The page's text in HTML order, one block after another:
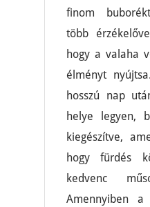
finom
több
hogy a valaha
élményt
hosszú nap
helye legyen,
kiegészítve,
hogy fürdés
kedvenc
Amennyiben